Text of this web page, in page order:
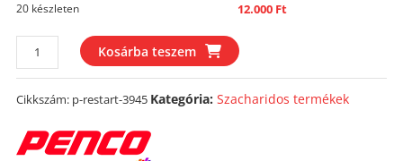
12.000 Ft
20 készleten
Restart
Drink
Kosárba teszem
Cikkszám: p-restart-3945 Kategória: Szacharidos termékek